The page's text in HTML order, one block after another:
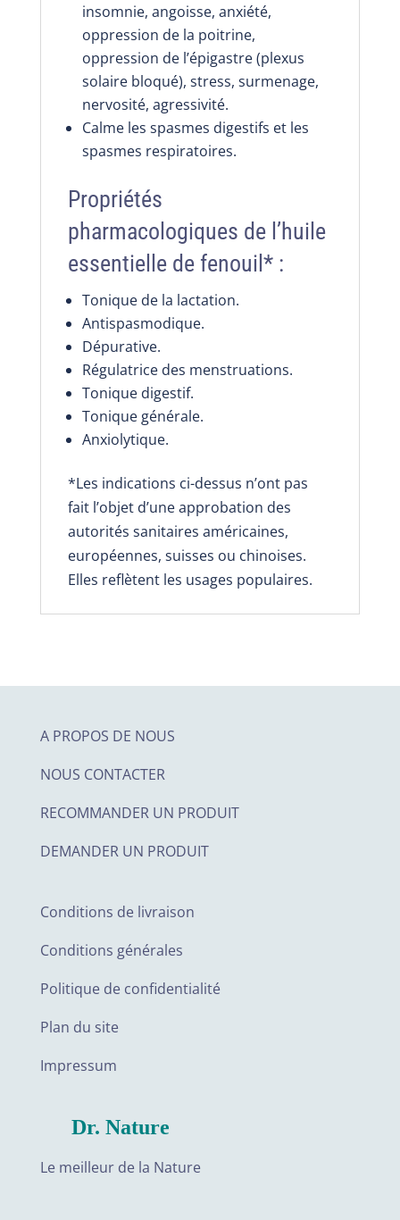
insomnie, angoisse, anxiété,
oppression de la poitrine,
oppression de l’épigastre (plexus
solaire bloqué), stress, surmenage,
nervosité, agressivité.
Calme les spasmes digestifs et les
spasmes respiratoires.
Propriétés
pharmacologiques de l’huile
essentielle de fenouil* :
Tonique de la lactation.
Antispasmodique.
Dépurative.
Régulatrice des menstruations.
Tonique digestif.
Tonique générale.
Anxiolytique.
*Les indications ci-dessus n’ont pas
fait l’objet d’une approbation des
autorités sanitaires américaines,
européennes, suisses ou chinoises.
Elles reflètent les usages populaires.
A PROPOS DE NOUS
NOUS CONTACTER
RECOMMANDER UN PRODUIT
DEMANDER UN PRODUIT
Conditions de livraison
Conditions générales
Politique de confidentialité
Plan du site
Impressum
Dr. Nature
Le meilleur de la Nature